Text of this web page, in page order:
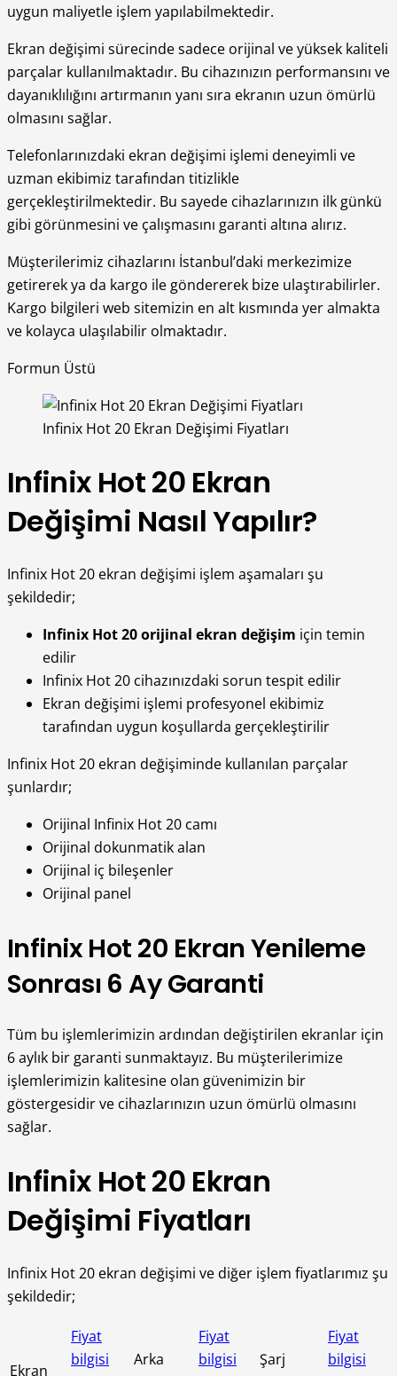
uygun maliyetle işlem yapılabilmektedir.
Ekran değişimi sürecinde sadece orijinal ve yüksek kaliteli
parçalar kullanılmaktadır. Bu cihazınızın performansını ve
dayanıklılığını artırmanın yanı sıra ekranın uzun ömürlü
olmasını sağlar.
Telefonlarınızdaki ekran değişimi işlemi deneyimli ve
uzman ekibimiz tarafından titizlikle
gerçekleştirilmektedir. Bu sayede cihazlarınızın ilk günkü
gibi görünmesini ve çalışmasını garanti altına alırız.
Müşterilerimiz cihazlarını İstanbul’daki merkezimize
getirerek ya da kargo ile göndererek bize ulaştırabilirler.
Kargo bilgileri web sitemizin en alt kısmında yer almakta
ve kolayca ulaşılabilir olmaktadır.
Formun Üstü
Infinix Hot 20 Ekran Değişimi Fiyatları
Infinix Hot 20 Ekran
Değişimi Nasıl Yapılır?
Infinix Hot 20 ekran değişimi işlem aşamaları şu
şekildedir;
Infinix Hot 20 orijinal ekran değişim için temin
edilir
Infinix Hot 20 cihazınızdaki sorun tespit edilir
Ekran değişimi işlemi profesyonel ekibimiz
tarafından uygun koşullarda gerçekleştirilir
Infinix Hot 20 ekran değişiminde kullanılan parçalar
şunlardır;
Orijinal Infinix Hot 20 camı
Orijinal dokunmatik alan
Orijinal iç bileşenler
Orijinal panel
Infinix Hot 20 Ekran Yenileme
Sonrası 6 Ay Garanti
Tüm bu işlemlerimizin ardından değiştirilen ekranlar için
6 aylık bir garanti sunmaktayız. Bu müşterilerimize
işlemlerimizin kalitesine olan güvenimizin bir
göstergesidir ve cihazlarınızın uzun ömürlü olmasını
sağlar.
Infinix Hot 20 Ekran
Değişimi Fiyatları
Infinix Hot 20 ekran değişimi ve diğer işlem fiyatlarımız şu
şekildedir;
Ekran
Fiyat
bilgisi
Arka
Fiyat
bilgisi
Şarj
Fiyat
bilgisi